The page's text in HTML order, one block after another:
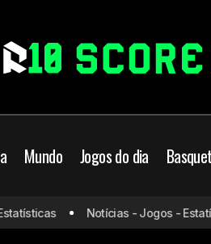
Mundo Jogos do dia
do dia
Jogos de hoje (05/03/
horário
Notícias - Jogos -